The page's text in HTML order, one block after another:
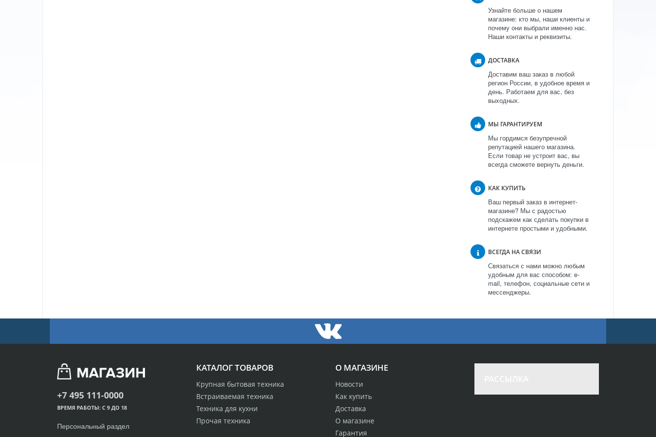
Узнайте больше о нашем
магазине: кто мы, наши клиенты и
почему они выбрали именно нас.
Наши контакты и реквизиты.
ДОСТАВКА
Доставим ваш заказ в любой
регион России, в удобное время и
день. Работаем для вас, без
выходных.
МЫ ГАРАНТИРУЕМ
Мы гордимся безупречной
репутацией нашего магазина.
Если товар не устроит вас, вы
всегда сможете вернуть деньги.
КАК КУПИТЬ
Ваш первый заказ в интернет-
магазине? Мы с радостью
подскажем как сделать покупки в
интернете простыми и удобными.
ВСЕГДА НА СВЯЗИ
Связаться с нами можно любым
удобным для вас способом: e-
mail, телефон, социальные сети и
мессенджеры.
О МАГАЗИНЕ
Новости
Как купить
Доставка
О магазине
Гарантия
КАТАЛОГ ТОВАРОВ
Крупная бытовая техника
Встраиваемая техника
Техника для кухни
Прочая техника
+7 495 111-0000
ВРЕМЯ РАБОТЫ: С 9 ДО 18
Персональный раздел